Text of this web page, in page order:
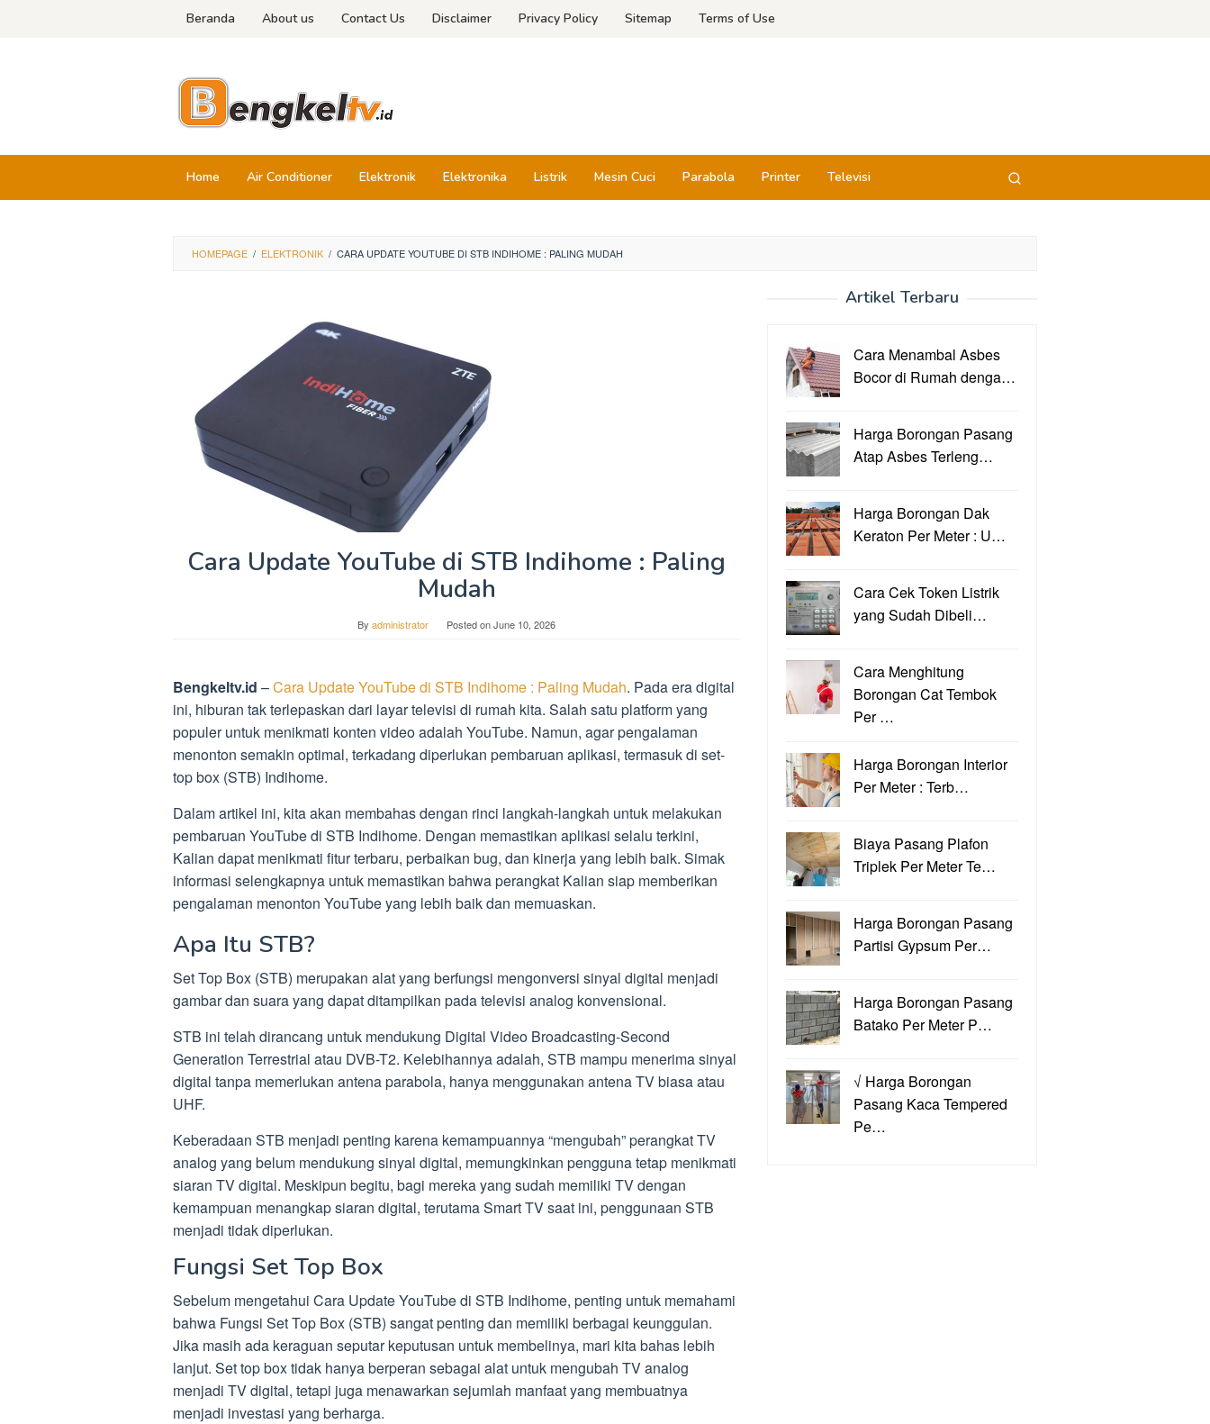
Beranda About us Contact Us Disclaimer Privacy Policy Sitemap Terms of Use
Home Air Conditioner Elektronik Elektronika Listrik Mesin Cuci Parabola Printer Televisi
HOMEPAGE / ELEKTRONIK / CARA UPDATE YOUTUBE DI STB INDIHOME : PALING MUDAH
Cara Update YouTube di STB Indihome : Paling
Mudah
By administrator Posted onJune 10, 2026
Bengkeltv.id –Cara Update YouTube di STB Indihome : Paling Mudah. Pada era digital
ini, hiburan tak terlepaskan dari layar televisi di rumah kita. Salah satu platform yang
populer untuk menikmati konten video adalah YouTube. Namun, agar pengalaman
menonton semakin optimal, terkadang diperlukan pembaruan aplikasi, termasuk di set-
top box (STB) Indihome.
Dalam artikel ini, kita akan membahas dengan rinci langkah-langkah untuk melakukan
pembaruan YouTube di STB Indihome. Dengan memastikan aplikasi selalu terkini,
Kalian dapat menikmati fitur terbaru, perbaikan bug, dan kinerja yang lebih baik. Simak
informasi selengkapnya untuk memastikan bahwa perangkat Kalian siap memberikan
pengalaman menonton YouTube yang lebih baik dan memuaskan.
Apa Itu STB?
Set Top Box (STB) merupakan alat yang berfungsi mengonversi sinyal digital menjadi
gambar dan suara yang dapat ditampilkan pada televisi analog konvensional.
STB ini telah dirancang untuk mendukung Digital Video Broadcasting-Second
Generation Terrestrial atau DVB-T2. Kelebihannya adalah, STB mampu menerima sinyal
digital tanpa memerlukan antena parabola, hanya menggunakan antena TV biasa atau
UHF.
Keberadaan STB menjadi penting karena kemampuannya “mengubah” perangkat TV
analog yang belum mendukung sinyal digital, memungkinkan pengguna tetap menikmati
siaran TV digital. Meskipun begitu, bagi mereka yang sudah memiliki TV dengan
kemampuan menangkap siaran digital, terutama Smart TV saat ini, penggunaan STB
menjadi tidak diperlukan.
Fungsi Set Top Box
Sebelum mengetahui Cara Update YouTube di STB Indihome, penting untuk memahami
bahwa Fungsi Set Top Box (STB) sangat penting dan memiliki berbagai keunggulan.
Jika masih ada keraguan seputar keputusan untuk membelinya, mari kita bahas lebih
lanjut. Set top box tidak hanya berperan sebagai alat untuk mengubah TV analog
menjadi TV digital, tetapi juga menawarkan sejumlah manfaat yang membuatnya
menjadi investasi yang berharga.
Artikel Terbaru
Cara Menambal Asbes
Bocor di Rumah denga…
Harga Borongan Pasang
Atap Asbes Terleng…
Harga Borongan Dak
Keraton Per Meter : U…
Cara Cek Token Listrik
yang Sudah Dibeli…
Cara Menghitung
Borongan Cat Tembok
Per …
Harga Borongan Interior
Per Meter : Terb…
Biaya Pasang Plafon
Triplek Per Meter Te…
Harga Borongan Pasang
Partisi Gypsum Per…
Harga Borongan Pasang
Batako Per Meter P…
√ Harga Borongan
Pasang Kaca Tempered
Pe…